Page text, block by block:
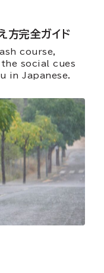
方完全ガイド
course,
social cues
in Japanese.